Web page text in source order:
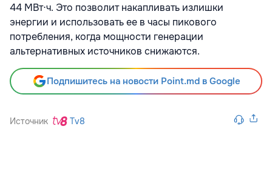
44 МВт⋅ч. Это позволит накапливать излишки
энергии и использовать ее в часы пикового
потребления, когда мощности генерации
альтернативных источников снижаются.
Подпишитесь на новости Point.md в Google
Источник Tv8